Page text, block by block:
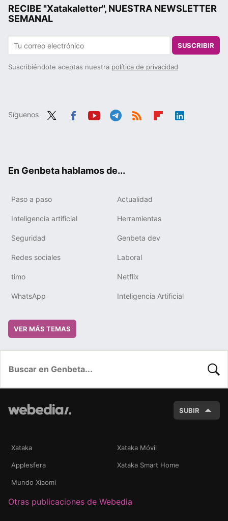
RECIBE "Xatakaletter", NUESTRA NEWSLETTER
SEMANAL
SUSCRIBIR
Suscribiéndote aceptas nuestra política de privacidad
Síguenos
En Genbeta hablamos de...
Paso a paso Actualidad
Inteligencia artificial Herramientas
Seguridad Genbeta dev
Redes sociales Laboral
timo Netflix
WhatsApp Inteligencia Artificial
VER MÁS TEMAS
SUBIR
Xataka Xataka Móvil
Applesfera Xataka Smart Home
Mundo Xiaomi
Otras publicaciones de Webedia